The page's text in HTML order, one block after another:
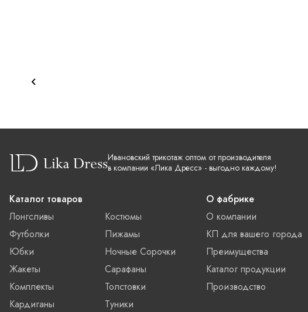
Ивановский трикотаж оптом от производителя
в компании «Лика Дресс» - выгодно каждому!
Каталог товаров
Лонгсливы
Футболки
Юбки
Жакеты
Комплекты
Кардиганы
Костюмы
Пижамы
Ночные Сорочки
Сарафаны
Толстовки
Туники
О фабрике
О компании
КП для вашего города
Преимущества
Каталог продукции
Производство